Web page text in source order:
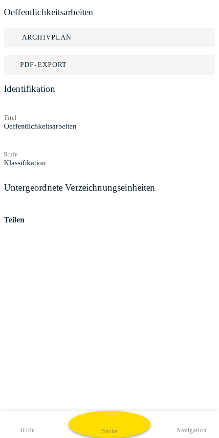
Oeffentlichkeitsarbeiten
ARCHIVPLAN
PDF-EXPORT
Identifikation
Titel
Oeffentlichkeitsarbeiten
Stufe
Klassifikation
Untergeordnete Verzeichnungseinheiten
Teilen
Hilfe Suche Navigation